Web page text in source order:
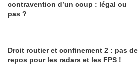
contravention d’un coup : légal ou
pas ?
Droit routier et confinement 2 : pas de
repos pour les radars et les FPS !